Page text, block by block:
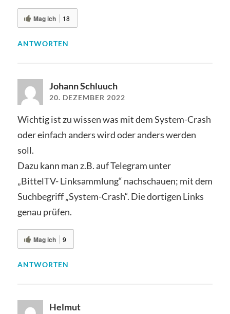
Mag ich 18
ANTWORTEN
Johann Schluuch
20. DEZEMBER 2022
Wichtig ist zu wissen was mit dem System-Crash
oder einfach anders wird oder anders werden
soll.
Dazu kann man z.B. auf Telegram unter
„BittelTV- Linksammlung“ nachschauen; mit dem
Suchbegriff „System-Crash“. Die dortigen Links
genau prüfen.
Mag ich 9
ANTWORTEN
Helmut